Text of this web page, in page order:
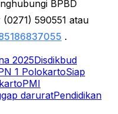
BPBD
590551 atau
.
2025Disdikbud
1 PolokartoSiap
PMI
daruratPendidikan